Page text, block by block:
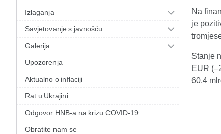
Izlaganja
Savjetovanje s javnošću
Galerija
Upozorenja
Aktualno o inflaciji
Rat u Ukrajini
Odgovor HNB-a na krizu COVID-19
Obratite nam se
Na
je
Stanje
EUR
60,4